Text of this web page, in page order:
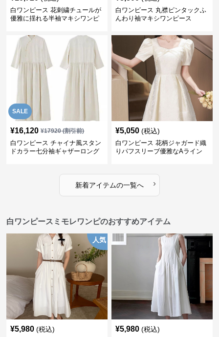
白ワンピース 花刺繍チュールが
優雅に揺れる半袖マキシワンピ
白ワンピース 丸襟ピンタックふ
んわり袖マキシワンピース
SALE
¥16,120 ¥17920(割引前)
白ワンピース チャイナ風スタン
ドカラー七分袖ギャザーロング
¥5,050 (税込)
白ワンピース 花柄ジャガード織
りパフスリーブ優雅なAライン
新着アイテムの一覧へ ›
白ワンピースミモレワンピのおすすめアイテム
人気
¥5,980 (税込) ¥5,980 (税込)